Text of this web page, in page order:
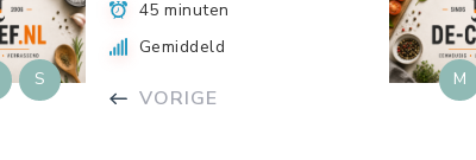
S
45 minuten
Gemiddeld
VORIGE
M